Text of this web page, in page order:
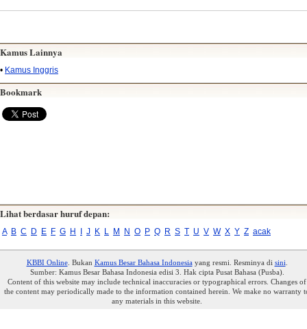
Kamus Lainnya
• Kamus Inggris
Bookmark
Lihat berdasar huruf depan:
A B C D E F G H I J K L M N O P Q R S T U V W X Y Z acak
KBBI Online. Bukan Kamus Besar Bahasa Indonesiayang resmi. Resminya di sini
Sumber: Kamus Besar Bahasa Indonesia edisi 3. Hak cipta Pusat Bahasa (Pusba).
Content of this website may include technical inaccuracies or typographical errors. Changes of
the content may periodically made to the information contained herein. We make no warranty
any materials in this website.